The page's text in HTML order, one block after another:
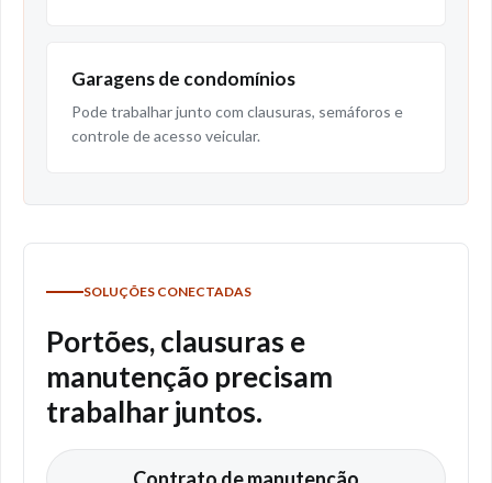
Garagens de condomínios
Pode trabalhar junto com clausuras, semáforos e
controle de acesso veicular.
SOLUÇÕES CONECTADAS
Portões, clausuras e
manutenção precisam
trabalhar juntos.